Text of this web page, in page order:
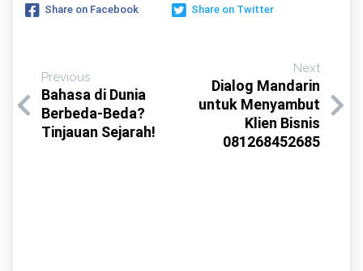
Share on Facebook Share on Twitter
Previous
Bahasa di Dunia
Berbeda-Beda?
Tinjauan Sejarah!
Next
Dialog Mandarin
untuk Menyambut
Klien Bisnis
081268452685